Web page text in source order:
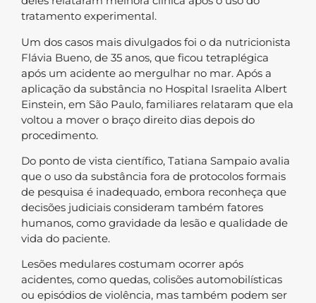
tratamento experimental.
Um dos casos mais divulgados foi o da nutricionista
Flávia Bueno, de 35 anos, que ficou tetraplégica
após um acidente ao mergulhar no mar. Após a
aplicação da substância no Hospital Israelita Albert
Einstein, em São Paulo, familiares relataram que ela
voltou a mover o braço direito dias depois do
procedimento.
Do ponto de vista científico, Tatiana Sampaio avalia
que o uso da substância fora de protocolos formais
de pesquisa é inadequado, embora reconheça que
decisões judiciais consideram também fatores
humanos, como gravidade da lesão e qualidade de
vida do paciente.
Lesões medulares costumam ocorrer após
acidentes, como quedas, colisões automobilísticas
ou episódios de violência, mas também podem ser